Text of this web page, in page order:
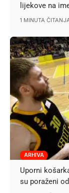
lijekove na
1 MINUTA
ARHIVA
Uporni
su poraženi